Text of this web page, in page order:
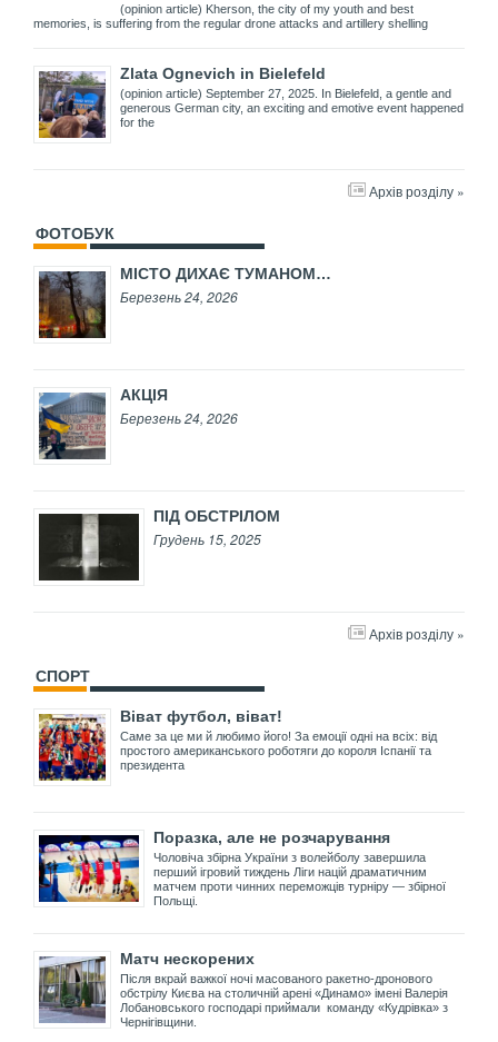
(opinion article) Kherson, the city of my youth and best
memories, is suffering from the regular drone attacks and artillery shelling
Zlata Ognevich in Bielefeld
(opinion article) September 27, 2025. In Bielefeld, a gentle and
generous German city, an exciting and emotive event happened
for the
Архів розділу »
ФОТОБУК
МІСТО ДИХАЄ ТУМАНОМ…
Березень 24, 2026
АКЦІЯ
Березень 24, 2026
ПІД ОБСТРІЛОМ
Грудень 15, 2025
Архів розділу »
СПОРТ
Віват футбол, віват!
Саме за це ми й любимо його! За емоції одні на всіх: від
простого американського роботяги до короля Іспанії та
президента
Поразка, але не розчарування
Чоловіча збірна України з волейболу завершила
перший ігровий тиждень Ліги націй драматичним
матчем проти чинних переможців турніру — збірної
Польщі.
Матч нескорених
Після вкрай важкої ночі масованого ракетно-дронового
обстрілу Києва на столичній арені «Динамо» імені Валерія
Лобановського господарі приймали команду «Кудрівка» з
Чернігівщини.